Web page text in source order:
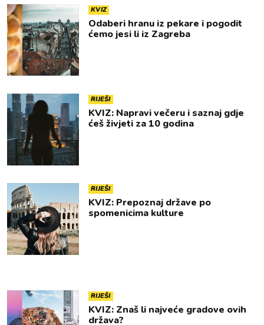
KVIZ
Odaberi hranu iz pekare i pogodit
ćemo jesi li iz Zagreba
RIJEŠI
KVIZ: Napravi večeru i saznaj gdje
ćeš živjeti za 10 godina
RIJEŠI
KVIZ: Prepoznaj države po
spomenicima kulture
RIJEŠI
KVIZ: Znaš li najveće gradove ovih
država?